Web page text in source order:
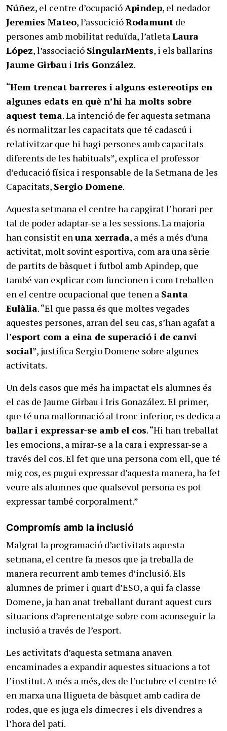
Núñez, el centre d’ocupació Apindep, el nedador
Jeremies Mateo, l’associcióRodamunt de
persones amb mobilitat reduïda, l’atleta Laura
López, l’associació SingularMents, i els ballarins
Jaume Girbau i Iris González.
“Hem trencat barreres i alguns estereotips en
algunes edats en què n’hi ha molts sobre
aquest tema. La intenció de fer aquesta setmana
és normalitzar les capacitats que té cadascú i
relativitzar que hi hagi persones amb capacitats
diferents de les habituals”, explica el professor
d’educació física i responsable de la Setmana de les
Capacitats, Sergio Domene.
Aquesta setmana el centre ha capgirat l’horari per
tal de poder adaptar-se a les sessions. La majoria
han consistit en una xerrada, a més a més d’una
activitat, molt sovint esportiva, com ara una sèrie
de partits de bàsquet i futbol amb Apindep, que
també van explicar com funcionen i com treballen
en el centre ocupacional que tenen a Santa
Eulàlia. “El que passa és que moltes vegades
aquestes persones, arran del seu cas, s’han agafat a
l’esport com a eina de superació i de canvi
social”, justifica Sergio Domene sobre algunes
activitats.
Un dels casos que més ha impactat els alumnes és
el cas de Jaume Girbau i Iris Gonazález. El primer,
que té una malformació al tronc inferior, es dedica a
ballar i expressar-se amb el cos. “Hi han treballat
les emocions, a mirar-se a la cara i expressar-se a
través del cos. El fet que una persona com ell, que té
mig cos, es pugui expressar d’aquesta manera, ha fet
veure als alumnes que qualsevol persona es pot
expressar també corporalment.”
Compromís amb la inclusió
Malgrat la programació d’activitats aquesta
setmana, el centre fa mesos que ja treballa de
manera recurrent amb temes d’inclusió. Els
alumnes de primer i quart d’ESO, a qui fa classe
Domene, ja han anat treballant durant aquest curs
situacions d’aprenentatge sobre com aconseguir la
inclusió a través de l’esport.
Les activitats d’aquesta setmana anaven
encaminades a expandir aquestes situacions a tot
l’institut. A més a més, des de l’octubre el centre té
en marxa una lligueta de bàsquet amb cadira de
rodes, que es juga els dimecres i els divendres a
l’hora del pati.